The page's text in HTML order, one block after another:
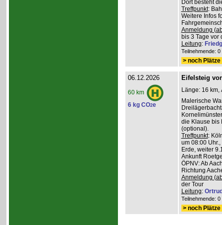
Dort besteht
Treffpunkt:
Weitere Infos
Anmeldung
bis 3 Tage vor
Leitung:
Teilnehmende:
> noch
06.12.2026
60 km
6 kg CO2e
Eifelsteig
Länge: 16 km,
Malerische
die Klause bis
(optional).
Treffpunkt:
um 08:00
Erde, weiter
Ankunft
ÖPNV: Ab
Richtung
Anmeldung
der Tour
Leitung:
Teilnehmende:
> noch